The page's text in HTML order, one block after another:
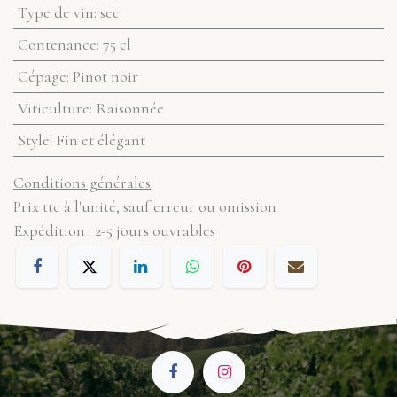
Type de vin: sec
Contenance: 75 cl
Cépage: Pinot noir
Viticulture: Raisonnée
Style: Fin et élégant
Conditions générales
Prix ttc à l'unité, sauf erreur ou omission
Expédition : 2-5 jours ouvrables